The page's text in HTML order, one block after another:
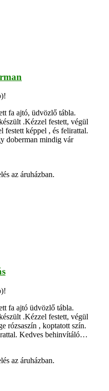
fa ajtó, üdvözlő tábla.
.Kézzel festett, végül
festett képpel , és felirattal.
doberman mindig vár
az áruházban.
fa ajtó üdvözlő tábla.
.Kézzel festett, végül
rózsaszín , koptatott szín.
Kedves behinvítáló…
az áruházban.